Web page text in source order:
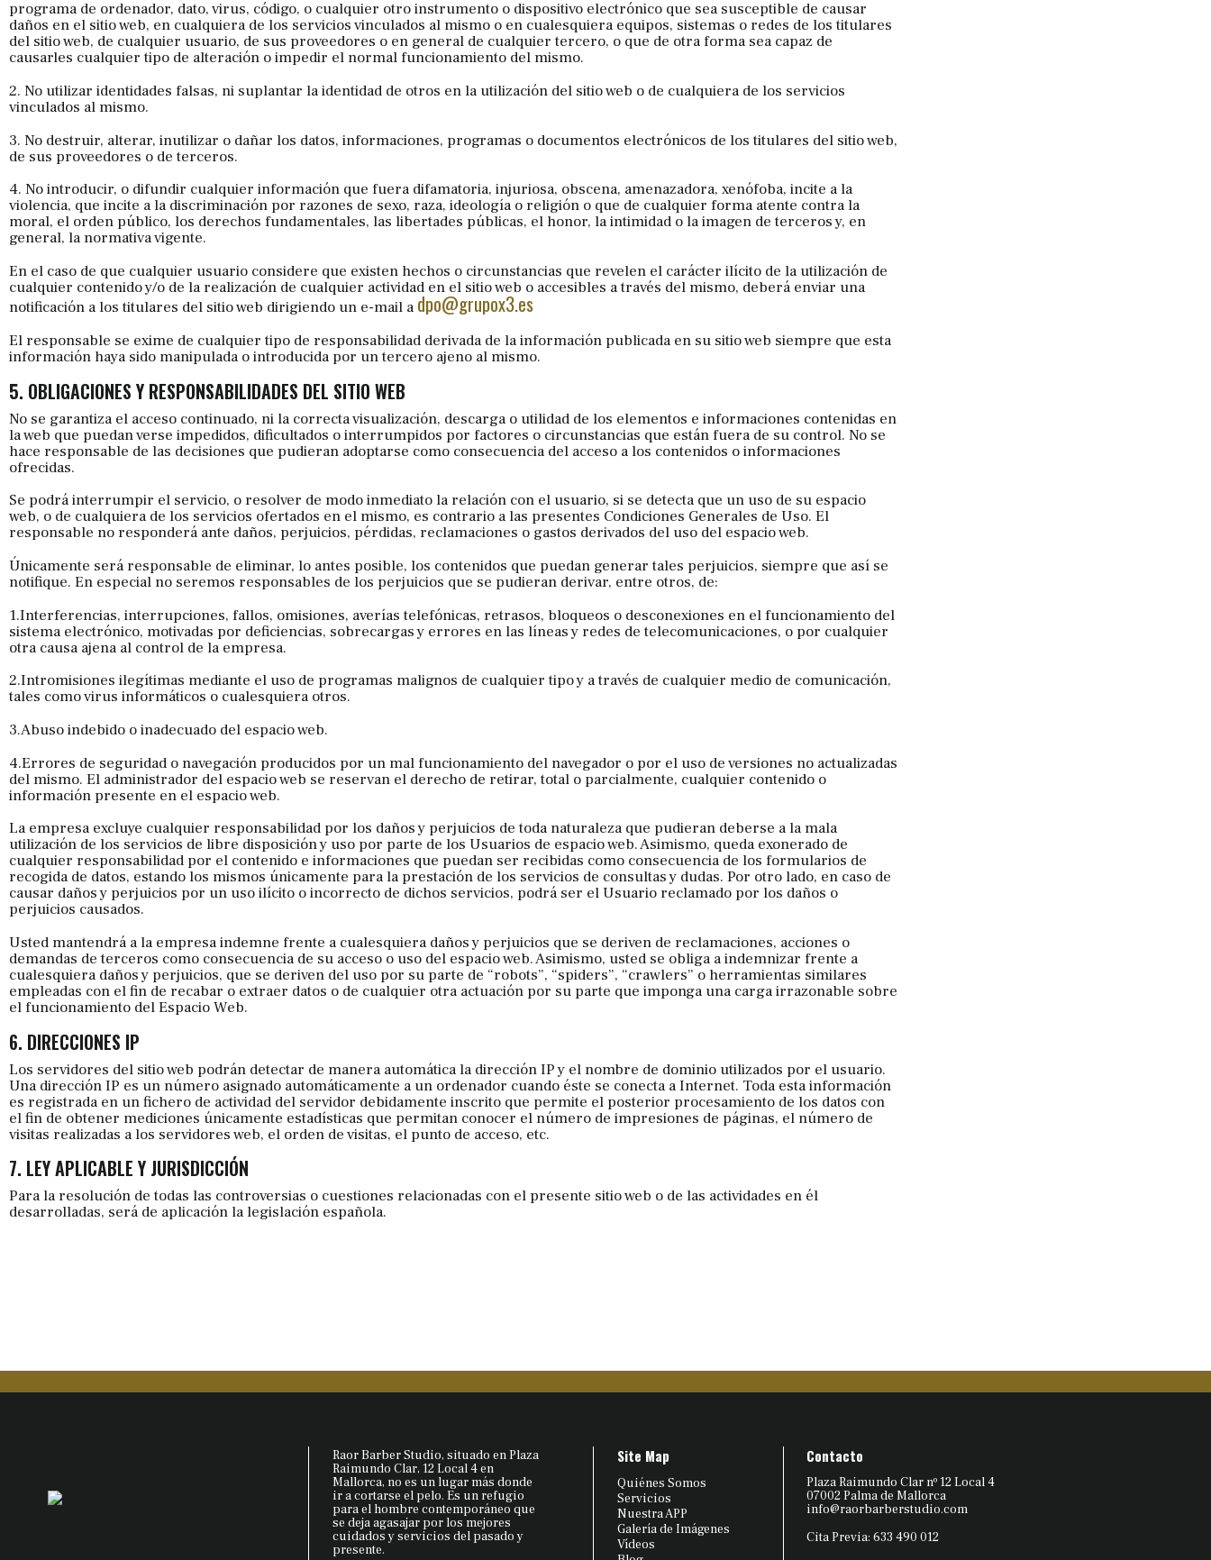
programa de ordenador, dato, virus, código, o cualquier otro instrumento o dispositivo electrónico que sea susceptible de causar
daños en el sitio web, en cualquiera de los servicios vinculados al mismo o en cualesquiera equipos, sistemas o redes de los titulares
del sitio web, de cualquier usuario, de sus proveedores o en general de cualquier tercero, o que de otra forma sea capaz de
causarles cualquier tipo de alteración o impedir el normal funcionamiento del mismo.
2. No utilizar identidades falsas, ni suplantar la identidad de otros en la utilización del sitio web o de cualquiera de los servicios
vinculados al mismo.
3. No destruir, alterar, inutilizar o dañar los datos, informaciones, programas o documentos electrónicos de los titulares del sitio web,
de sus proveedores o de terceros.
4. No introducir, o difundir cualquier información que fuera difamatoria, injuriosa, obscena, amenazadora, xenófoba, incite a la
violencia, que incite a la discriminación por razones de sexo, raza, ideología o religión o que de cualquier forma atente contra la
moral, el orden público, los derechos fundamentales, las libertades públicas, el honor, la intimidad o la imagen de terceros y, en
general, la normativa vigente.
En el caso de que cualquier usuario considere que existen hechos o circunstancias que revelen el carácter ilícito de la utilización de
cualquier contenido y/o de la realización de cualquier actividad en el sitio web o accesibles a través del mismo, deberá enviar una
notificación a los titulares del sitio web dirigiendo un e-mail a dpo@grupox3.es
El responsable se exime de cualquier tipo de responsabilidad derivada de la información publicada en su sitio web siempre que esta
información haya sido manipulada o introducida por un tercero ajeno al mismo.
5. OBLIGACIONES Y RESPONSABILIDADES DEL SITIO WEB
No se garantiza el acceso continuado, ni la correcta visualización, descarga o utilidad de los elementos e informaciones contenidas en
la web que puedan verse impedidos, dificultados o interrumpidos por factores o circunstancias que están fuera de su control. No se
hace responsable de las decisiones que pudieran adoptarse como consecuencia del acceso a los contenidos o informaciones
ofrecidas.
Se podrá interrumpir el servicio, o resolver de modo inmediato la relación con el usuario, si se detecta que un uso de su espacio
web, o de cualquiera de los servicios ofertados en el mismo, es contrario a las presentes Condiciones Generales de Uso. El
responsable no responderá ante daños, perjuicios, pérdidas, reclamaciones o gastos derivados del uso del espacio web.
Únicamente será responsable de eliminar, lo antes posible, los contenidos que puedan generar tales perjuicios, siempre que así se
notifique. En especial no seremos responsables de los perjuicios que se pudieran derivar, entre otros, de:
1.Interferencias, interrupciones, fallos, omisiones, averías telefónicas, retrasos, bloqueos o desconexiones en el funcionamiento del
sistema electrónico, motivadas por deficiencias, sobrecargas y errores en las líneas y redes de telecomunicaciones, o por cualquier
otra causa ajena al control de la empresa.
2.Intromisiones ilegítimas mediante el uso de programas malignos de cualquier tipo y a través de cualquier medio de comunicación,
tales como virus informáticos o cualesquiera otros.
3.Abuso indebido o inadecuado del espacio web.
4.Errores de seguridad o navegación producidos por un mal funcionamiento del navegador o por el uso de versiones no actualizadas
del mismo. El administrador del espacio web se reservan el derecho de retirar, total o parcialmente, cualquier contenido o
información presente en el espacio web.
La empresa excluye cualquier responsabilidad por los daños y perjuicios de toda naturaleza que pudieran deberse a la mala
utilización de los servicios de libre disposición y uso por parte de los Usuarios de espacio web. Asimismo, queda exonerado de
cualquier responsabilidad por el contenido e informaciones que puedan ser recibidas como consecuencia de los formularios de
recogida de datos, estando los mismos únicamente para la prestación de los servicios de consultas y dudas. Por otro lado, en caso de
causar daños y perjuicios por un uso ilícito o incorrecto de dichos servicios, podrá ser el Usuario reclamado por los daños o
perjuicios causados.
Usted mantendrá a la empresa indemne frente a cualesquiera daños y perjuicios que se deriven de reclamaciones, acciones o
demandas de terceros como consecuencia de su acceso o uso del espacio web. Asimismo, usted se obliga a indemnizar frente a
cualesquiera daños y perjuicios, que se deriven del uso por su parte de “robots”, “spiders”, “crawlers” o herramientas similares
empleadas con el fin de recabar o extraer datos o de cualquier otra actuación por su parte que imponga una carga irrazonable sobre
el funcionamiento del Espacio Web.
6. DIRECCIONES IP
Los servidores del sitio web podrán detectar de manera automática la dirección IP y el nombre de dominio utilizados por el usuario.
Una dirección IP es un número asignado automáticamente a un ordenador cuando éste se conecta a Internet. Toda esta información
es registrada en un fichero de actividad del servidor debidamente inscrito que permite el posterior procesamiento de los datos con
el fin de obtener mediciones únicamente estadísticas que permitan conocer el número de impresiones de páginas, el número de
visitas realizadas a los servidores web, el orden de visitas, el punto de acceso, etc.
7. LEY APLICABLE Y JURISDICCIÓN
Para la resolución de todas las controversias o cuestiones relacionadas con el presente sitio web o de las actividades en él
desarrolladas, será de aplicación la legislación española.
Raor Barber Studio, situado en Plaza
Raimundo Clar, 12 Local 4 en
Mallorca, no es un lugar más donde
ir a cortarse el pelo. Es un refugio
para el hombre contemporáneo que
se deja agasajar por los mejores
cuidados y servicios del pasado y
presente.
Site Map
Quiénes Somos
Servicios
Nuestra APP
Galería de Imágenes
Vídeos
Contacto
Plaza Raimundo Clar nº 12 Local 4
07002 Palma de Mallorca
info@raorbarberstudio.com
Cita Previa: 633 490 012